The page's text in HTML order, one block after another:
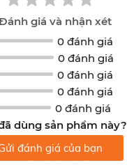
giá và nhận xét
0 đánh giá
0 đánh giá
0 đánh giá
0 đánh giá
0 đánh giá
dùng sản phẩm này?
đánh giá của bạn